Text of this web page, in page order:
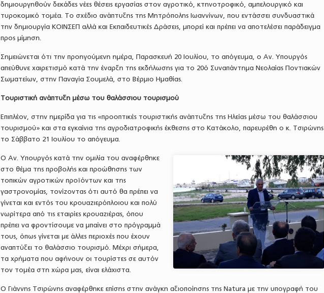
δημιουργηθούν δεκάδες νέες θέσεις εργασίας στον αγροτικό, κτηνοτροφικό, αμπελουργικό και
τυροκομικό τομέα. Το σχέδιο ανάπτυξης της Μητρόπολης Ιωαννίνων, που εντάσσει συνδυαστικά
την δημιουργία ΚΟΙΝΣΕΠ αλλά και Εκπαιδευτικές Δράσεις, μπορεί και πρέπει να αποτελέσει παράδειγμα
προς μίμηση.
Σημειώνεται ότι την προηγούμενη ημέρα, Παρασκευή 20 Ιουλίου, το απόγευμα, ο Αν. Υπουργός
απεύθυνε χαιρετισμό κατά την έναρξη της εκδήλωσης για το 20ό Συναπάντημα Νεολαίας Ποντιακών
Σωματείων, στην Παναγία Σουμελά, στο Βέρμιο Ημαθίας.
Τουριστική ανάπτυξη μέσω του θαλάσσιου τουρισμού
Επιπλέον, στην ημερίδα για τις «προοπτικές τουριστικής ανάπτυξης της Ηλείας μέσω του θαλάσσιου
τουρισμού» και στα εγκαίνια της αγροδιατροφικής έκθεσης στο Κατάκολο, παρευρέθη ο κ. Τσιρώνης
το Σάββατο 21 Ιουλίου το απόγευμα.
Ο Αν. Υπουργός κατά την ομιλία του αναφέρθηκε
στο θέμα της προβολής και προώθησης των
τοπικών αγροτικών προϊόντων και της
γαστρονομίας, τονίζοντας ότι αυτό θα πρέπει να
γίνεται και εντός του κρουαζιερόπλοιου και πολύ
νωρίτερα από τις εταιρίες κρουαζιέρας, όπου
πρέπει να φροντίσουμε να μπαίνει στο πρόγραμμά
τους, όπως γίνεται με άλλες περιοχές που έχουν
αναπτύξει το θαλάσσιο τουρισμό. Μέχρι σήμερα,
τα χρήματα που αφήνουν οι τουρίστες σε αυτόν
τον τομέα στη χώρα μας, είναι ελάχιστα.
Ο Γιάννης Τσιρώνης αναφέρθηκε επίσης στην ανάγκη αξιοποίησης της Natura με την υπογραφή του